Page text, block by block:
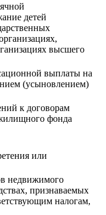
детей
высшего
выплаты на
(усыновлением)
к договорам
фонда
или
недвижимого
признаваемых
налогам,